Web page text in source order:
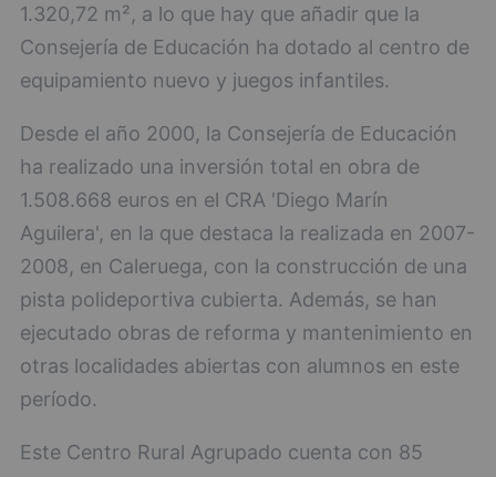
1.320,72 m², a lo que hay que añadir que la
Consejería de Educación ha dotado al centro de
equipamiento nuevo y juegos infantiles.
Desde el año 2000, la Consejería de Educación
ha realizado una inversión total en obra de
1.508.668 euros en el CRA 'Diego Marín
Aguilera', en la que destaca la realizada en 2007-
2008, en Caleruega, con la construcción de una
pista polideportiva cubierta. Además, se han
ejecutado obras de reforma y mantenimiento en
otras localidades abiertas con alumnos en este
período.
Este Centro Rural Agrupado cuenta con 85